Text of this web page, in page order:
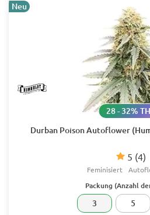
Neu
Durban Poison Autoflower
5 (4)
28 - 32%
Feminisiert
Packung (Anzahl
3 5